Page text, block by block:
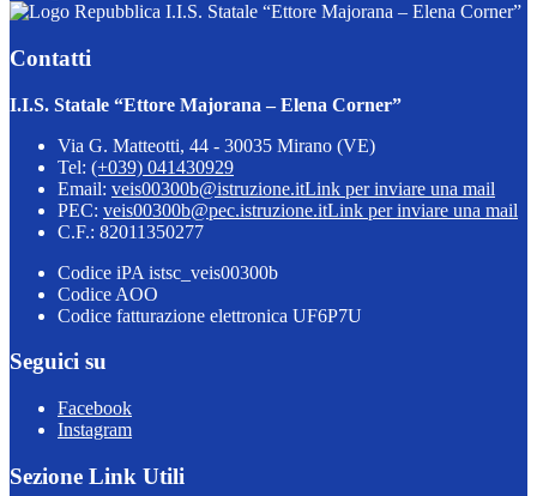
I.I.S. Statale “Ettore Majorana – Elena Corner”
Contatti
I.I.S. Statale “Ettore Majorana – Elena Corner”
Via G. Matteotti, 44 - 30035 Mirano (VE)
Tel: (+039) 041430929
Email: veis00300b@istruzione.itLink per inviare una mail
PEC: veis00300b@pec.istruzione.itLink per inviare una mail
C.F.: 82011350277
Codice iPA istsc_veis00300b
Codice AOO
Codice fatturazione elettronica UF6P7U
Seguici su
Facebook
Instagram
Sezione Link Utili